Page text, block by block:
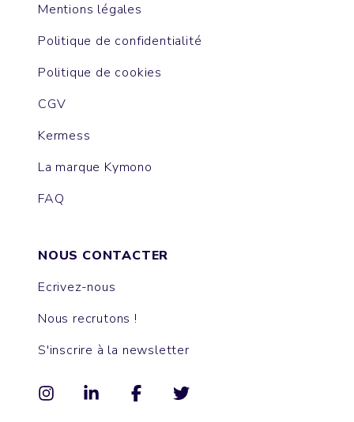
Mentions légales
Politique de confidentialité
Politique de cookies
CGV
Kermess
La marque Kymono
FAQ
NOUS CONTACTER
Ecrivez-nous
Nous recrutons !
S'inscrire à la newsletter